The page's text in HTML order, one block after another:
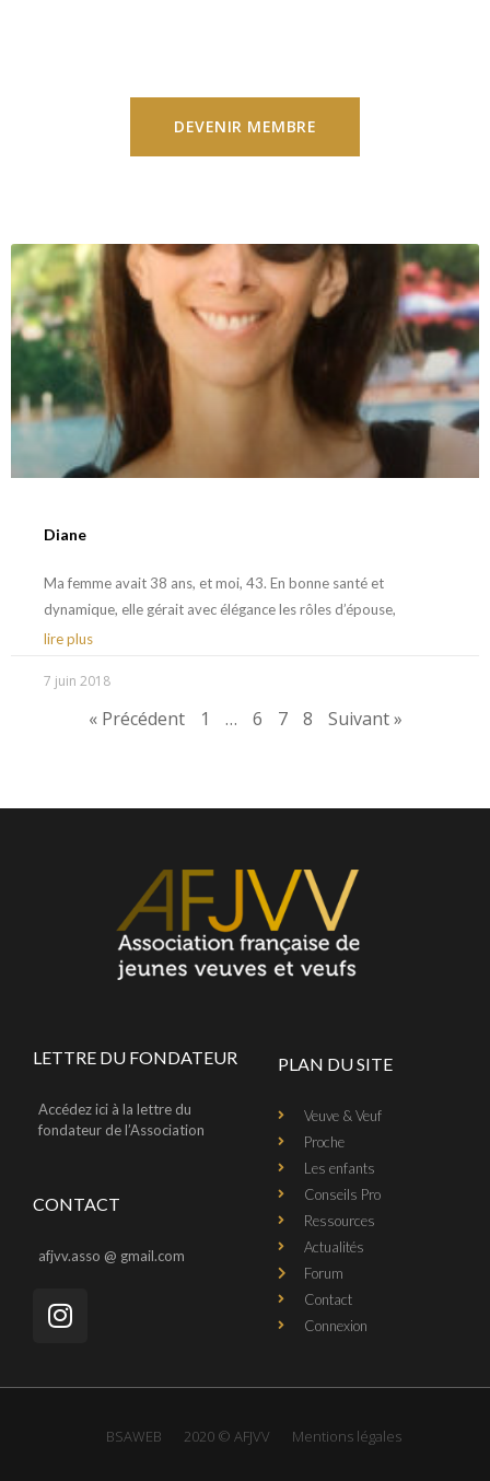
DEVENIR MEMBRE
Diane
Ma femme avait 38 ans, et moi, 43. En bonne santé et
dynamique, elle gérait avec élégance les rôles d’épouse,
lire plus
7 juin 2018
« Précédent 1 … 6 7 8 Suivant »
LETTRE DU FONDATEUR
Accédez ici à la lettre du
fondateur de l’Association
CONTACT
afjvv.asso @ gmail.com
PLAN DU SITE
Veuve & Veuf
Proche
Les enfants
Conseils Pro
Ressources
Actualités
Forum
Contact
Connexion
BSAWEB 2020 © AFJVV Mentions légales